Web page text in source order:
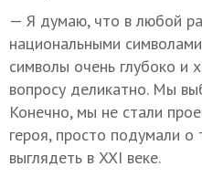
— Я думаю, что в любой
национальными
символы очень глубоко и
вопросу деликатно. Мы
Конечно, мы не стали
героя, просто подумали
выглядеть в XXI веке.